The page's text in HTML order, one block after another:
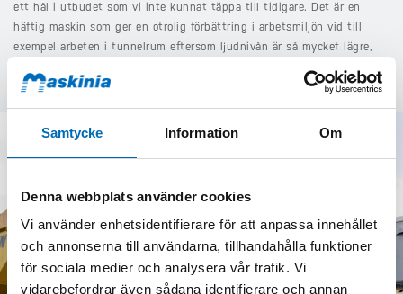
Samtycke Information Om
Denna webbplats använder cookies
Vi använder enhetsidentifierare för att anpassa innehållet
och annonserna till användarna, tillhandahålla funktioner
för sociala medier och analysera vår trafik. Vi
vidarebefordrar även sådana identifierare och annan
ett hål i utbudet som vi inte kunnat täppa till tidigare. Det är en
häftig maskin som ger en otrolig förbättring i arbetsmiljön vid till
exempel arbeten i tunnelrum eftersom ljudnivån är så mycket lägre,